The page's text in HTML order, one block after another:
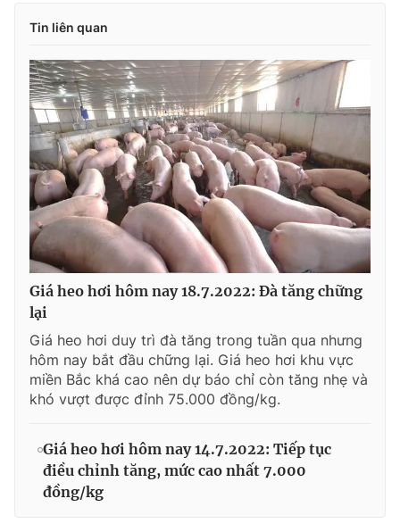
Tin liên quan
Giá heo hơi hôm nay 18.7.2022: Đà tăng chững
lại
Giá heo hơi duy trì đà tăng trong tuần qua nhưng
hôm nay bắt đầu chững lại. Giá heo hơi khu vực
miền Bắc khá cao nên dự báo chỉ còn tăng nhẹ và
khó vượt được đỉnh 75.000 đồng/kg.
Giá heo hơi hôm nay 14.7.2022: Tiếp tục
điều chỉnh tăng, mức cao nhất 7.000
đồng/kg